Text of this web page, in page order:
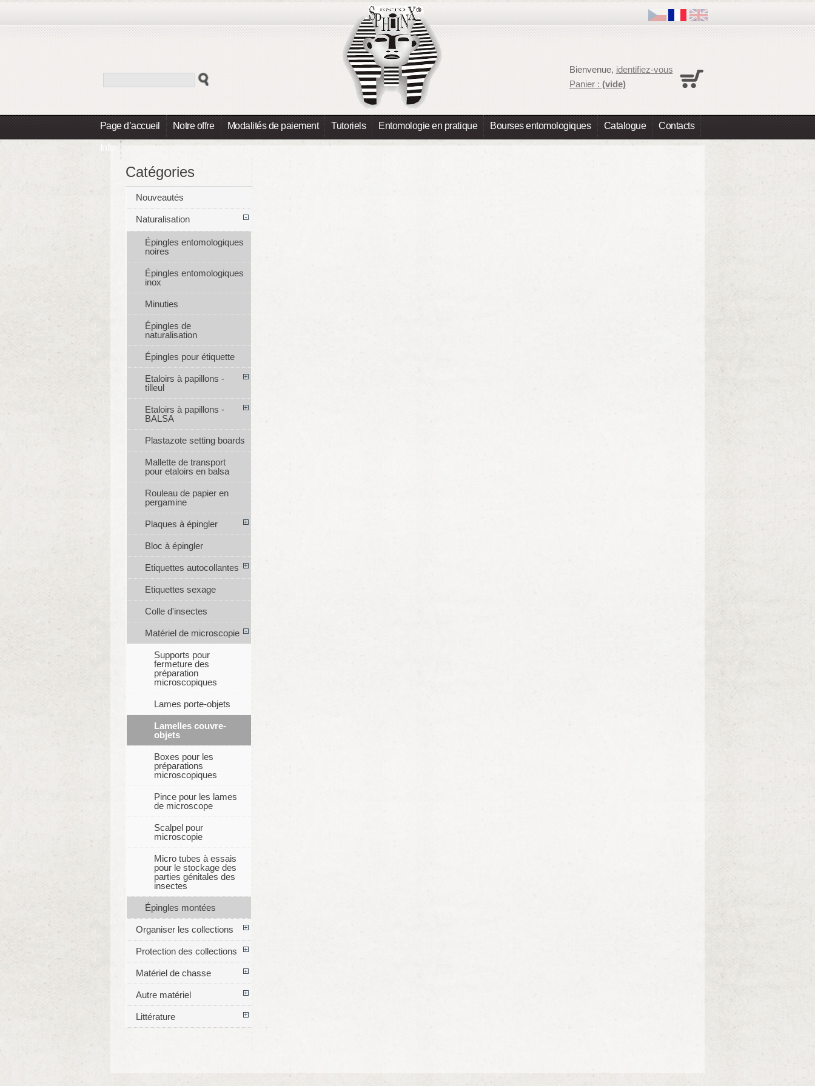
Page d’accueil Notre offre Modalités de paiement Tutoriels Entomologie en pratique Bourses entomologiques Catalogue Contacts
Info
Bienvenue, identifiez-vous
Panier : (vide)
Catégories
Nouveautés
Naturalisation
Épingles entomologiques
noires
Épingles entomologiques
inox
Minuties
Épingles de
naturalisation
Épingles pour étiquette
Etaloirs à papillons -
tilleul
Etaloirs à papillons -
BALSA
Plastazote setting boards
Mallette de transport
pour etaloirs en balsa
Rouleau de papier en
pergamine
Plaques à épingler
Bloc à épingler
Etiquettes autocollantes
Etiquettes sexage
Colle d'insectes
Matériel de microscopie
Supports pour
fermeture des
préparation
microscopiques
Lames porte-objets
Lamelles couvre-
objets
Boxes pour les
préparations
microscopiques
Pince pour les lames
de microscope
Scalpel pour
microscopie
Micro tubes à essais
pour le stockage des
parties génitales des
insectes
Épingles montées
Organiser les collections
Protection des collections
Matériel de chasse
Autre matériel
Littérature
Aucun produit
Total 0,00 €
Les prix sont HT